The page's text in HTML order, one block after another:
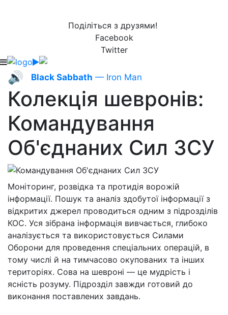
Поділіться з друзями!
Facebook
Twitter
🔊 Black Sabbath — Iron Man
Колекція шевронів:
Командування
Об'єднаних Сил ЗСУ
Моніторинг, розвідка та протидія ворожій
інформації. Пошук та аналіз здобутої інформації з
відкритих джерел проводиться одним з підрозділів
КОС. Уся зібрана інформація вивчається, глибоко
аналізується та використовується Силами
Оборони для проведення спеціальних операцій, в
тому числі й на тимчасово окупованих та інших
територіях. Сова на шевроні — це мудрість і
ясність розуму. Підрозділ завжди готовий до
виконання поставлених завдань.